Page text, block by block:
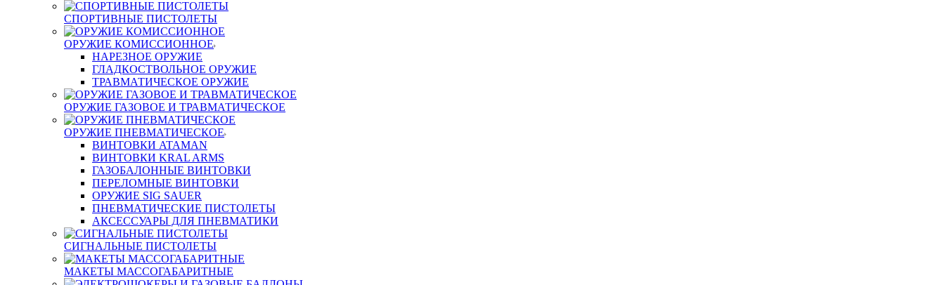
СПОРТИВНЫЕ ПИСТОЛЕТЫ
ОРУЖИЕ КОМИССИОННОЕ
НАРЕЗНОЕ ОРУЖИЕ
ГЛАДКОСТВОЛЬНОЕ ОРУЖИЕ
ТРАВМАТИЧЕСКОЕ ОРУЖИЕ
ОРУЖИЕ ГАЗОВОЕ И ТРАВМАТИЧЕСКОЕ
ОРУЖИЕ ПНЕВМАТИЧЕСКОЕ
ВИНТОВКИ ATAMAN
ВИНТОВКИ KRAL ARMS
ГАЗОБАЛОННЫЕ ВИНТОВКИ
ПЕРЕЛОМНЫЕ ВИНТОВКИ
ОРУЖИЕ SIG SAUER
ПНЕВМАТИЧЕСКИЕ ПИСТОЛЕТЫ
АКСЕССУАРЫ ДЛЯ ПНЕВМАТИКИ
СИГНАЛЬНЫЕ ПИСТОЛЕТЫ
МАКЕТЫ МАССОГАБАРИТНЫЕ